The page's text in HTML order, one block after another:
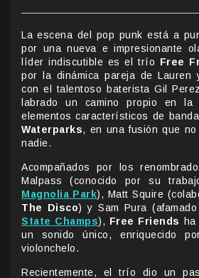
La escena del pop punk está a
por una nueva e impresionante
líder indiscutible es el trío Free
por la dinámica pareja de Lauren
con el talentoso baterista Gil
labrado un camino propio en la
elementos característicos de
Waterparks, en una fusión que
nadie.
Acompañados por los
Malpass (conocido por su
Magnolia Park), Matt Squire
The Disco) y Sam Pura
State Champs), Free Friends
un sonido único, enriquecido
violonchelo.
Recientemente, el trío dio un